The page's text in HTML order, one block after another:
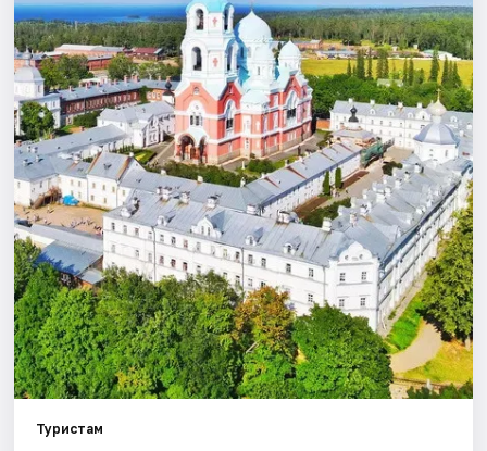
Города
Площадки
Артисты
Рейтинги
Туристам